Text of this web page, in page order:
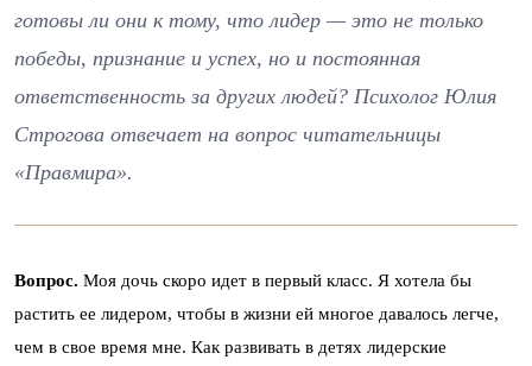
готовы ли они к тому, что лидер — это не только
победы, признание и успех, но и постоянная
ответственность за других людей? Психолог Юлия
Строгова отвечает на вопрос читательницы
«Правмира».
Вопрос. Моя дочь скоро идет в первый класс. Я хотела бы
растить ее лидером, чтобы в жизни ей многое давалось легче,
чем в свое время мне. Как развивать в детях лидерские